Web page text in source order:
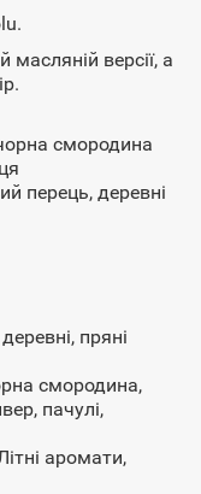
версії, а
смородина
перець, деревні
пряні
смородина,
пачулі,
аромати,